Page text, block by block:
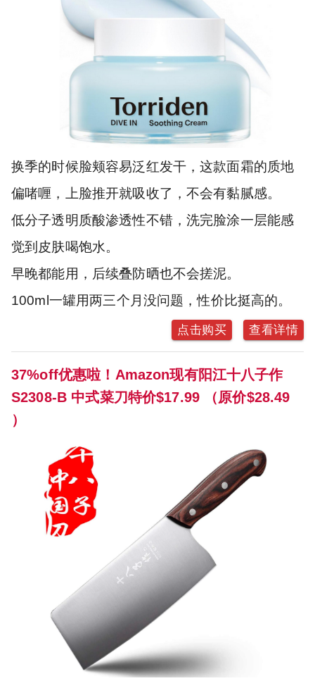
换季的时候脸颊容易泛红发干，这款面霜的质地
偏啫喱，上脸推开就吸收了，不会有黏腻感。
低分子透明质酸渗透性不错，洗完脸涂一层能感
觉到皮肤喝饱水。
早晚都能用，后续叠防晒也不会搓泥。
100ml一罐用两三个月没问题，性价比挺高的。
点击购买 查看详情
37%off优惠啦！Amazon现有阳江十八子作
S2308-B 中式菜刀特价$17.99 （原价$28.49
）